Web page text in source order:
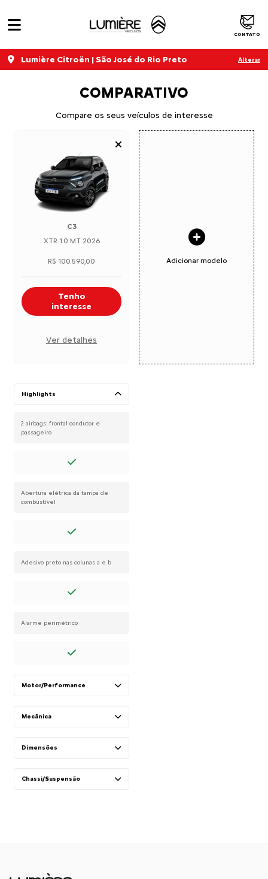
CONTATO
Lumière Citroën | São José do Rio Preto Alterar
COMPARATIVO
Compare os seus veículos de interesse
C3
XTR 1.0 MT 2026
R$ 100.590,00
Tenho
interesse
Ver detalhes
Adicionar modelo
Highlights
2 airbags: frontal condutor e
passageiro
Abertura elétrica da tampa de
combustível
Adesivo preto nas colunas a e b
Alarme perimétrico
Motor/Performance
Mecânica
Dimensões
Chassi/Suspensão